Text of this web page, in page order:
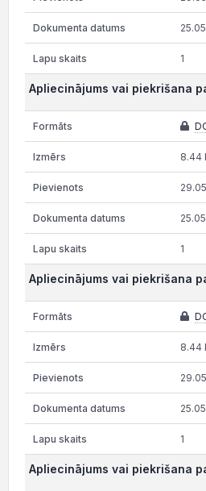
1
Apliecinājums vai piekrišana
8.44
1
Apliecinājums vai piekrišana
8.44
1
Apliecinājums vai piekrišana